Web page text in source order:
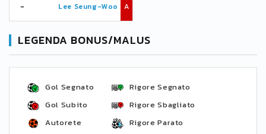
- Lee Seung-Woo A
LEGENDA BONUS/MALUS
Gol Segnato
Gol Subito
Autorete
Rigore Segnato
Rigore Sbagliato
Rigore Parato